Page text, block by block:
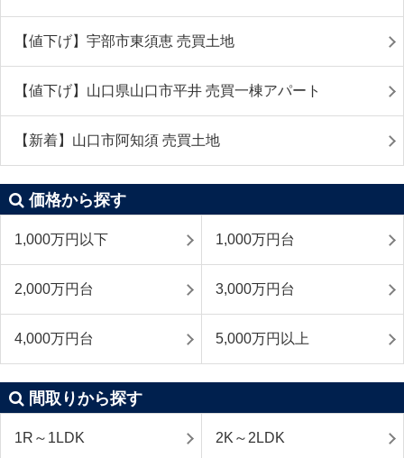
【値下げ】宇部市東須恵 売買土地
【値下げ】山口県山口市平井 売買一棟アパート
【新着】山口市阿知須 売買土地
価格から探す
1,000万円以下 1,000万円台
2,000万円台 3,000万円台
4,000万円台 5,000万円以上
間取りから探す
1R～1LDK 2K～2LDK